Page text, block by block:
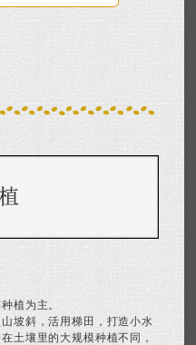
植为主。
坡斜，活用梯田，打造小水
土壤里的大规模种植不同，